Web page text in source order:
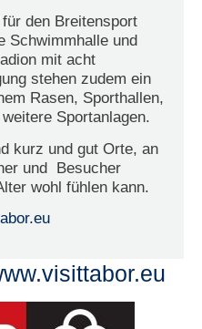
den Breitensport
Schwimmhalle und
mit acht
stehen zudem ein
Rasen, Sporthallen,
Sportanlagen.
kurz und gut Orte, an
und Besucher
wohl fühlen kann.